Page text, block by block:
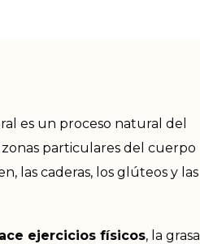
es un proceso natural del
particulares del cuerpo
las caderas, los glúteos y las
ejercicios físicos, la grasa